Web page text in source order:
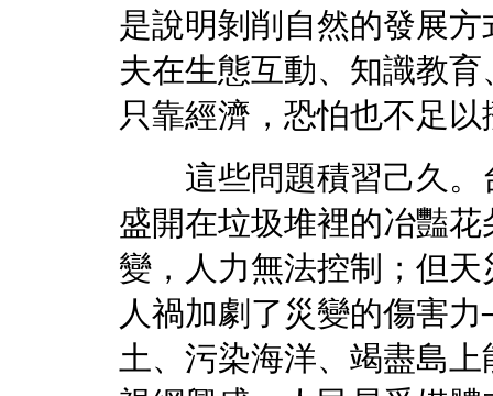
是說明剝削自然的發展
夫在生態互動、知識教
只靠經濟，恐怕也不足
這些問題積習己久。
盛開在垃圾堆裡的冶豔
變，人力無法控制；但
人禍加劇了災變的傷害
土、污染海洋、竭盡島